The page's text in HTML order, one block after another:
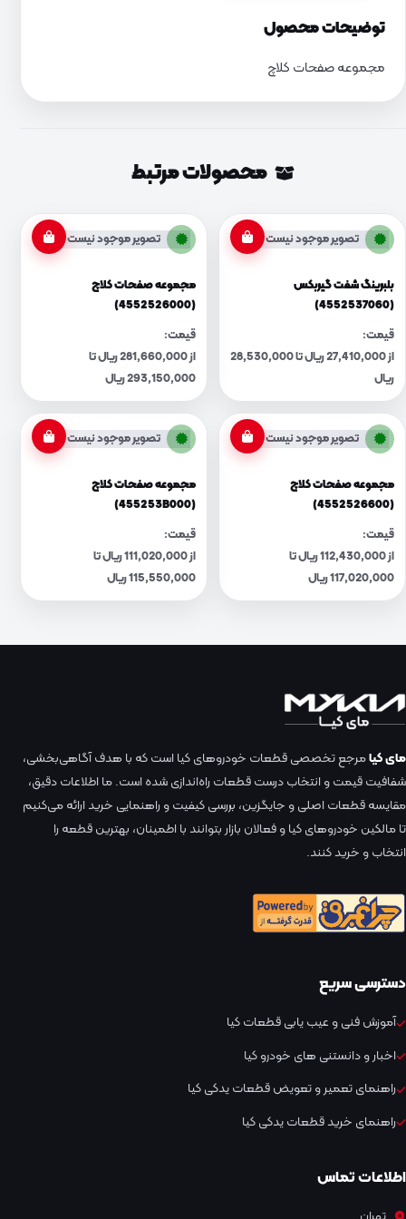
توضیحات محصول
مجموعه صفحات کلاچ
محصولات مرتبط
تصویر موجود نیست
بلبرینگ شفت گیربکس
(4552537060)
قیمت:
از 27,410,000 ریال تا 28,530,000
ریال
تصویر موجود نیست
مجموعه صفحات کلاچ
(4552526000)
قیمت:
از 281,660,000 ریال تا
293,150,000 ریال
تصویر موجود نیست
مجموعه صفحات کلاچ
(4552526600)
قیمت:
از 112,430,000 ریال تا
117,020,000 ریال
تصویر موجود نیست
مجموعه صفحات کلاچ
(455253B000)
قیمت:
از 111,020,000 ریال تا
115,550,000 ریال
مای کیامرجع تخصصی قطعات خودروهای کیا است که با هدف آگاهی‌بخشی،
شفافیت قیمت و انتخاب درست قطعات راه‌اندازی شده است. ما اطلاعات دقیق،
مقایسه قطعات اصلی و جایگزین، بررسی کیفیت و راهنمایی خرید ارائه می‌کنیم
تا مالکین خودروهای کیا و فعالان بازار بتوانند با اطمینان، بهترین قطعه را
انتخاب و خرید کنند.
دسترسی سریع
آموزش فنی و عیب یابی قطعات کیا
اخبار و دانستنی های خودرو کیا
راهنمای تعمیر و تعویض قطعات یدکی کیا
راهنمای خرید قطعات یدکی کیا
اطلاعات تماس